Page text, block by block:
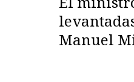
Manuel